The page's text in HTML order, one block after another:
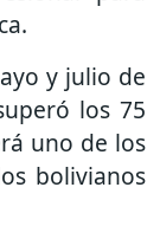
y julio de
los 75
uno de los
bolivianos